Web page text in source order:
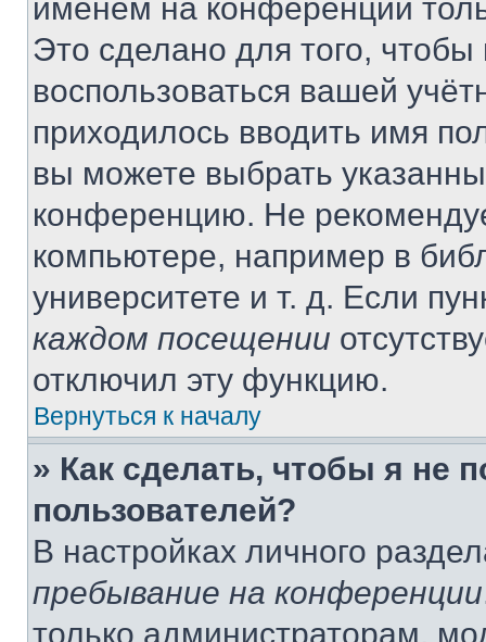
именем на конференции
Это сделано для того, чтобы
воспользоваться вашей
приходилось вводить имя
вы можете выбрать
конференцию. Не
компьютере, например в
университете и т. д. Если
каждом посещении
отключил эту функцию.
Вернуться к началу
» Как сделать, чтобы я не
пользователей?
В настройках личного
пребывание на конференции
только администраторам,